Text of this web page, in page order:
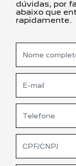
dúvidas, por
abaixo que
rapidamente.